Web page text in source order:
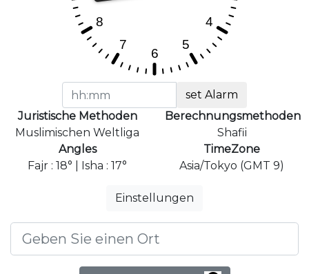
set Alarm
Juristische Methoden
Muslimischen Weltliga
Berechnungsmethoden
Shafii
Angles
Fajr : 18° | Isha : 17°
TimeZone
Asia/Tokyo (GMT 9)
Einstellungen